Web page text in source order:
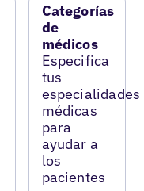
Categorías
de
médicos
Especifica
tus
especialidades
médicas
para
ayudar a
los
pacientes